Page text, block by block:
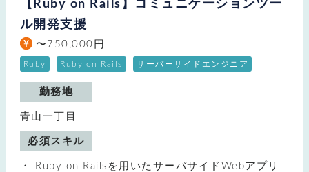
【Ruby on Rails】コミュニケーションツー
ル開発支援
〜750,000円
Ruby Ruby on Rails サーバーサイドエンジニア
勤務地
青山一丁目
必須スキル
Ruby on Railsを用いたサーバサイドWebアプリ